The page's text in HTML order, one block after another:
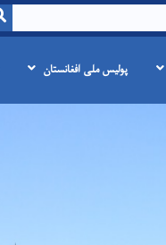
پولیس ملی افغانستان